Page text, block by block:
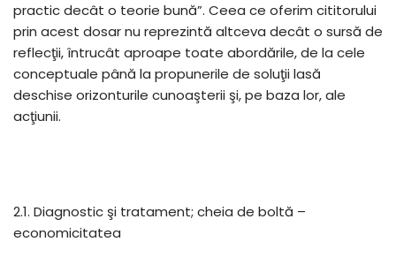
practic decât o teorie bună”. Ceea ce oferim cititorului
prin acest dosar nu reprezintă altceva decât o sursă de
reflecţii, întrucât aproape toate abordările, de la cele
conceptuale până la propunerile de soluţii lasă
deschise orizonturile cunoaşterii şi, pe baza lor, ale
acţiunii.
2.1. Diagnostic şi tratament; cheia de boltă –
economicitatea